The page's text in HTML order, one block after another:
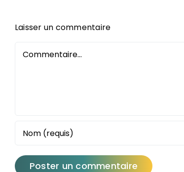
Laisser un commentaire